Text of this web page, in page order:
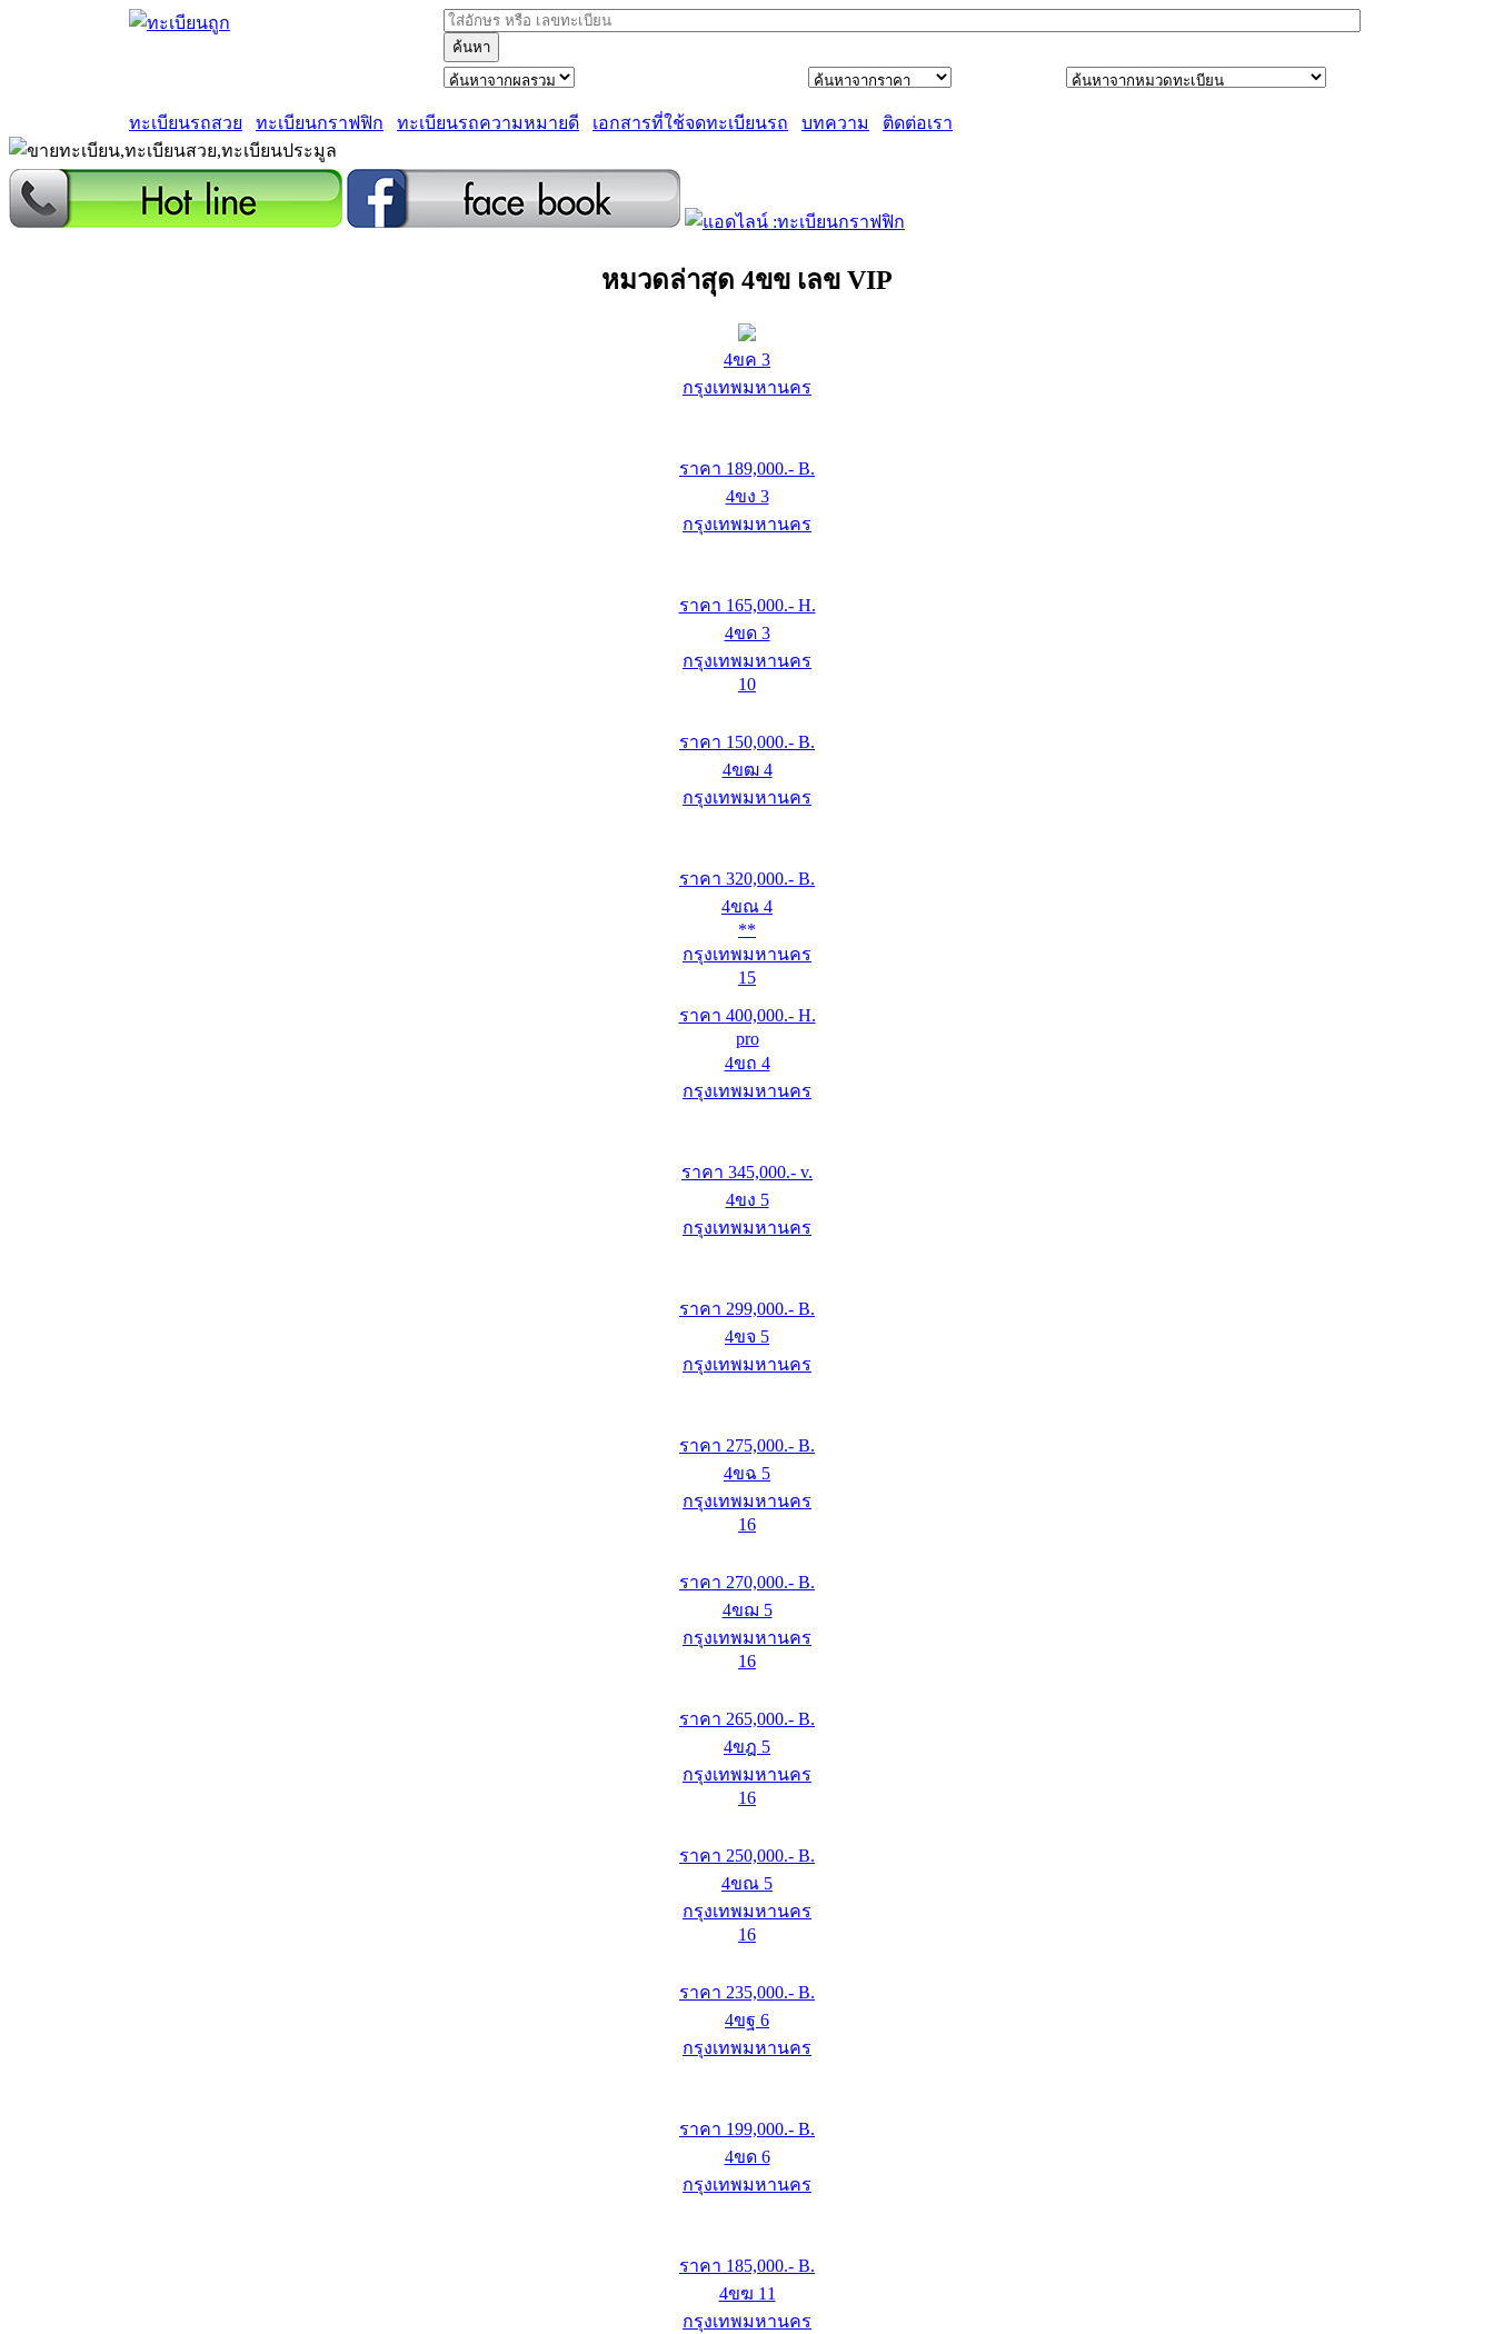
ค้นหา
ทะเบียนรถสวย ทะเบียนกราฟฟิก ทะเบียนรถความหมายดี เอกสารที่ใช้จดทะเบียนรถ บทความ ติดต่อเรา
หมวดล่าสุด 4ขข เลข VIP
4ขค 3
กรุงเทพมหานคร
ราคา 189,000.- B.
4ขง 3
กรุงเทพมหานคร
ราคา 165,000.- H.
4ขด 3
กรุงเทพมหานคร
10
ราคา 150,000.- B.
4ขฒ 4
กรุงเทพมหานคร
ราคา 320,000.- B.
4ขณ 4
**
กรุงเทพมหานคร
15
ราคา 400,000.- H.
pro
4ขถ 4
กรุงเทพมหานคร
ราคา 345,000.- v.
4ขง 5
กรุงเทพมหานคร
ราคา 299,000.- B.
4ขจ 5
กรุงเทพมหานคร
ราคา 275,000.- B.
4ขฉ 5
กรุงเทพมหานคร
16
ราคา 270,000.- B.
4ขฌ 5
กรุงเทพมหานคร
16
ราคา 265,000.- B.
4ขฎ 5
กรุงเทพมหานคร
16
ราคา 250,000.- B.
4ขณ 5
กรุงเทพมหานคร
16
ราคา 235,000.- B.
4ขฐ 6
กรุงเทพมหานคร
ราคา 199,000.- B.
4ขด 6
กรุงเทพมหานคร
ราคา 185,000.- B.
4ขฆ 11
กรุงเทพมหานคร